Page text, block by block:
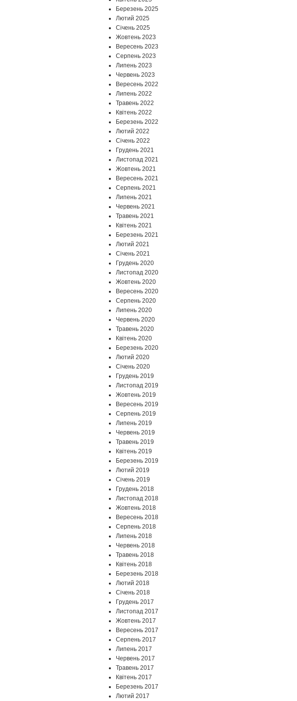
Березень 2025
Лютий 2025
Січень 2025
Жовтень 2023
Вересень 2023
Серпень 2023
Липень 2023
Червень 2023
Вересень 2022
Липень 2022
Травень 2022
Квітень 2022
Березень 2022
Лютий 2022
Січень 2022
Грудень 2021
Листопад 2021
Жовтень 2021
Вересень 2021
Серпень 2021
Липень 2021
Червень 2021
Травень 2021
Квітень 2021
Березень 2021
Лютий 2021
Січень 2021
Грудень 2020
Листопад 2020
Жовтень 2020
Вересень 2020
Серпень 2020
Липень 2020
Червень 2020
Травень 2020
Квітень 2020
Березень 2020
Лютий 2020
Січень 2020
Грудень 2019
Листопад 2019
Жовтень 2019
Вересень 2019
Серпень 2019
Липень 2019
Червень 2019
Травень 2019
Квітень 2019
Березень 2019
Лютий 2019
Січень 2019
Грудень 2018
Листопад 2018
Жовтень 2018
Вересень 2018
Серпень 2018
Липень 2018
Червень 2018
Травень 2018
Квітень 2018
Березень 2018
Лютий 2018
Січень 2018
Грудень 2017
Листопад 2017
Жовтень 2017
Вересень 2017
Серпень 2017
Липень 2017
Червень 2017
Травень 2017
Квітень 2017
Березень 2017
Лютий 2017